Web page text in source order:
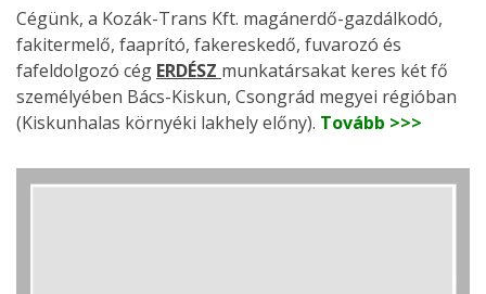
Cégünk, a Kozák-Trans Kft. magánerdő-gazdálkodó,
fakitermelő, faaprító, fakereskedő, fuvarozó és
fafeldolgozó cég ERDÉSZ munkatársakat keres két fő
személyében Bács-Kiskun, Csongrád megyei régióban
(Kiskunhalas környéki lakhely előny). Tovább >>>